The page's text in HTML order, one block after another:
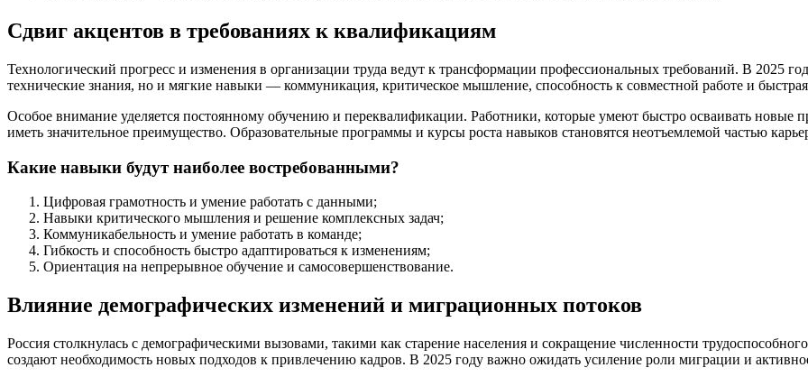
Сдвиг акцентов в требованиях к квалификациям
Технологический прогресс и изменения в организации труда ведут к трансформации профессиональных требований. В 2025
технические знания, но и мягкие навыки — коммуникация, критическое мышление, способность к совместной работе и
Особое внимание уделяется постоянному обучению и переквалификации. Работники, которые умеют быстро осваивать новые
иметь значительное преимущество. Образовательные программы и курсы роста навыков становятся неотъемлемой частью
Какие навыки будут наиболее востребованными?
Цифровая грамотность и умение работать с данными;
Навыки критического мышления и решение комплексных задач;
Коммуникабельность и умение работать в команде;
Гибкость и способность быстро адаптироваться к изменениям;
Ориентация на непрерывное обучение и самосовершенствование.
Влияние демографических изменений и миграционных потоков
Россия столкнулась с демографическими вызовами, такими как старение населения и сокращение численности
создают необходимость новых подходов к привлечению кадров. В 2025 году важно ожидать усиление роли миграции и